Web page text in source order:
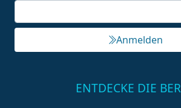
Anmelden
ENTDECKE DIE